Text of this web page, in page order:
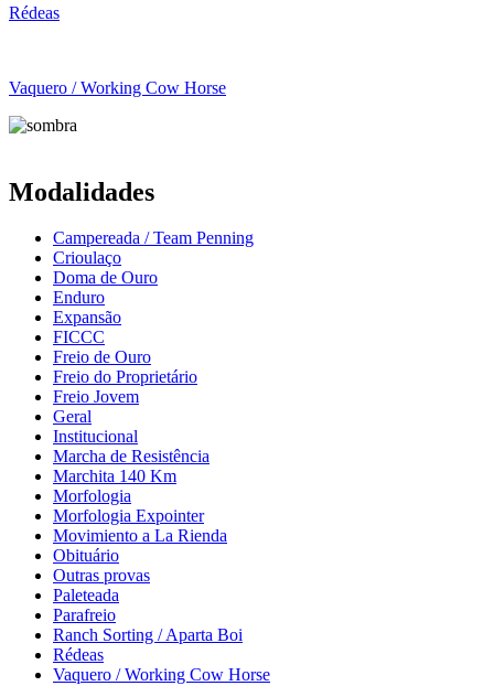
Rédeas
Vaquero / Working Cow Horse
Modalidades
Campereada / Team Penning
Crioulaço
Doma de Ouro
Enduro
Expansão
FICCC
Freio de Ouro
Freio do Proprietário
Freio Jovem
Geral
Institucional
Marcha de Resistência
Marchita 140 Km
Morfologia
Morfologia Expointer
Movimiento a La Rienda
Obituário
Outras provas
Paleteada
Parafreio
Ranch Sorting / Aparta Boi
Rédeas
Vaquero / Working Cow Horse